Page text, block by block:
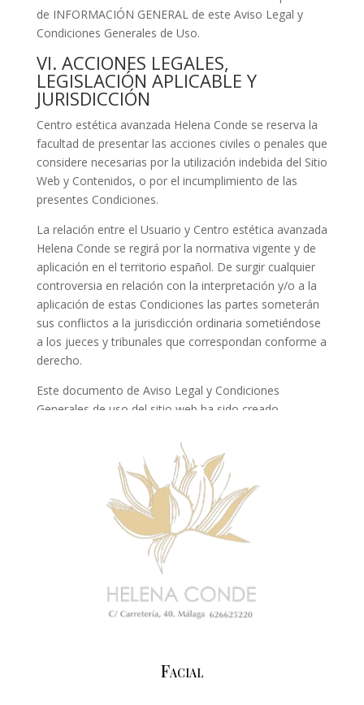
de INFORMACIÓN GENERAL de este Aviso Legal y
Condiciones Generales de Uso.
VI. ACCIONES LEGALES,
LEGISLACIÓN APLICABLE Y
JURISDICCIÓN
Centro estética avanzada Helena Conde se reserva la
facultad de presentar las acciones civiles o penales que
considere necesarias por la utilización indebida del Sitio
Web y Contenidos, o por el incumplimiento de las
presentes Condiciones.
La relación entre el Usuario y Centro estética avanzada
Helena Conde se regirá por la normativa vigente y de
aplicación en el territorio español. De surgir cualquier
controversia en relación con la interpretación y/o a la
aplicación de estas Condiciones las partes someterán
sus conflictos a la jurisdicción ordinaria sometiéndose
a los jueces y tribunales que correspondan conforme a
derecho.
Este documento de Aviso Legal y Condiciones
Generales de uso del sitio web ha sido creado
online el día 08/05/2025.
Facial